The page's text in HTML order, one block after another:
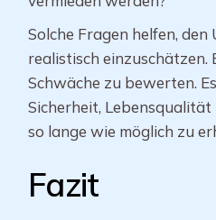
Solche Fragen helfen,
realistisch einzuschätzen.
Schwäche zu bewerten.
Sicherheit,
so lange wie möglich zu
Fazit